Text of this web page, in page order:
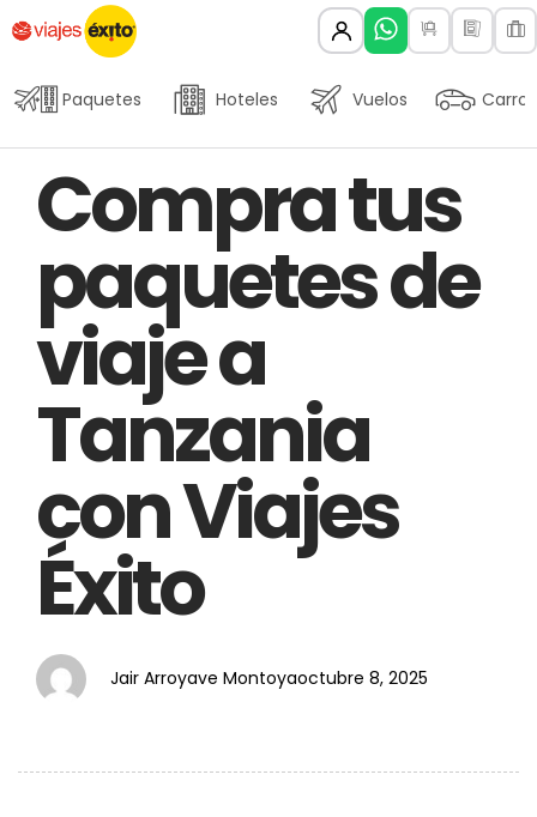
Paquetes Hoteles Vuelos Carros
IN:
Compra tus
paquetes de
viaje a
Tanzania
con Viajes
Éxito
Jair Arroyave Montoya
on:
octubre 8, 2025